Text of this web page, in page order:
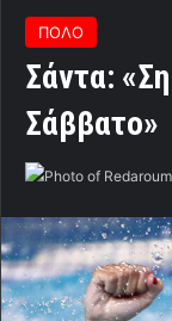
ΠΟΛΟ
Σάντα:
Σάββατο»